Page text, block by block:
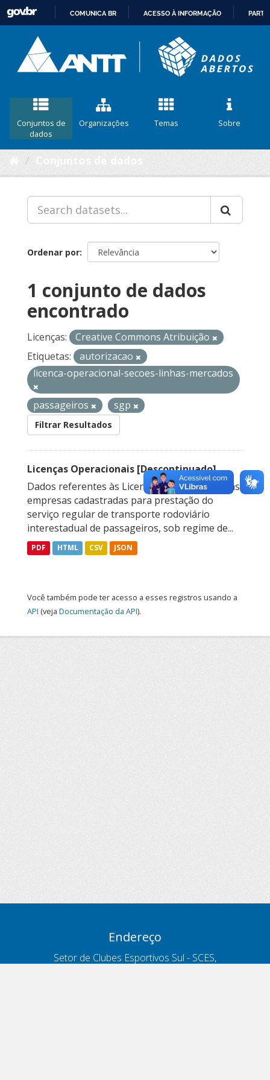
CONTEÚDO
COMUNICA BR ACESSO À INFORMAÇÃO
Conjuntos de
dados
Organizações Temas Sobre
Ordenar por
1 conjunto de dados
encontrado
Licenças:
Creative Commons Atribuição
Etiquetas:
autorizacao
licenca-operacional-secoes-linhas-mercados
passageiros sgp
Filtrar Resultados
Licenças Operacionais [Descontinuado]
Dados referentes às Licenças Operacionais das
empresas cadastradas para prestação do
serviço regular de transporte rodoviário
interestadual de passageiros, sob regime de...
PDF HTML CSV JSON
Você também pode ter acesso a esses registros usando a
API (veja Documentação da API).
Endereço
Setor de Clubes Esportivos Sul - SCES,